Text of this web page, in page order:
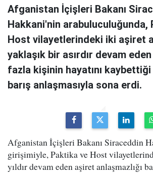
Afganistan İçişleri Bakanı
Hakkani'nin arabuluculuğunda,
Host vilayetlerindeki iki aşiret
yaklaşık bir asırdır devam
fazla kişinin hayatını kaybettiği
barış anlaşmasıyla sona erdi.
Afganistan İçişleri Bakanı Siraceddin
girişimiyle, Paktika ve Host
yıldır devam eden aşiret anlaşmazlığı